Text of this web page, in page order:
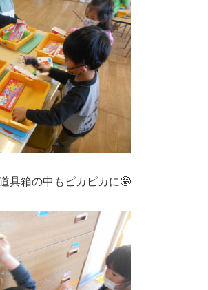
具箱の中もピカピカに🤩